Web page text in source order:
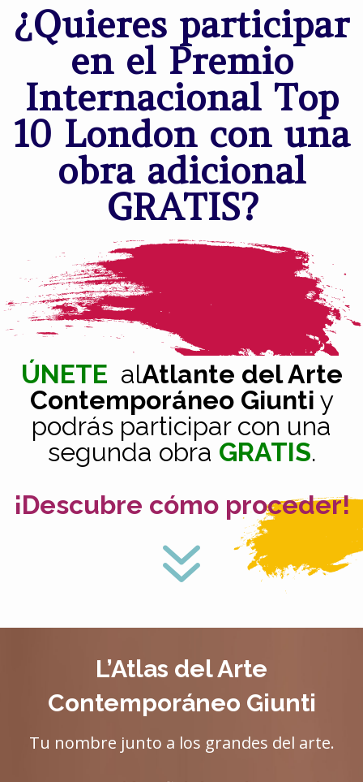
¿Quieres participar
en el Premio
Internacional Top
10 London con una
obra adicional
GRATIS?
ÚNETE alAtlante del Arte
Contemporáneo Giunti y
podrás participar con una
segunda obra GRATIS.
¡Descubre cómo proceder!
7
L’Atlas del Arte
Contemporáneo Giunti
Tu nombre junto a los grandes del arte.